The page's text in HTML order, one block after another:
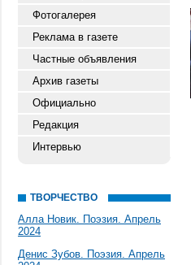
Фотогалерея
Реклама в газете
Частные объявления
Архив газеты
Официально
Редакция
Интервью
ТВОРЧЕСТВО
Алла Новик. Поэзия. Апрель
2024
Денис Зубов. Поэзия. Апрель